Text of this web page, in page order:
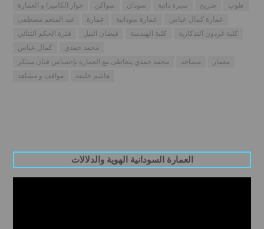
حوار الكاميرا و العمارة
سواكن سودان سيرة ذاتية ضريح
طوب
عبد المنعم مصطفى
عمارة عمارة سودانية
عمارة كمال عباس
فترة الحكم الثنائي
فيضان النيل كلية الهندسة
كلية غردون التذكارية
كمال عباس
محمد حمدي
محمد حمدي يتعاطى مع العمارة بإحساس فنان مبتكر
مساجد
معمار
مواقف و مشاهد
هاشم خليفة
العمارة السودانية الهوية والدلالات